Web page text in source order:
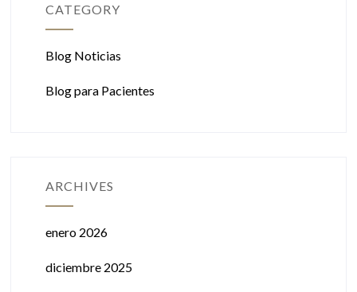
CATEGORY
Blog Noticias
Blog para Pacientes
ARCHIVES
enero 2026
diciembre 2025